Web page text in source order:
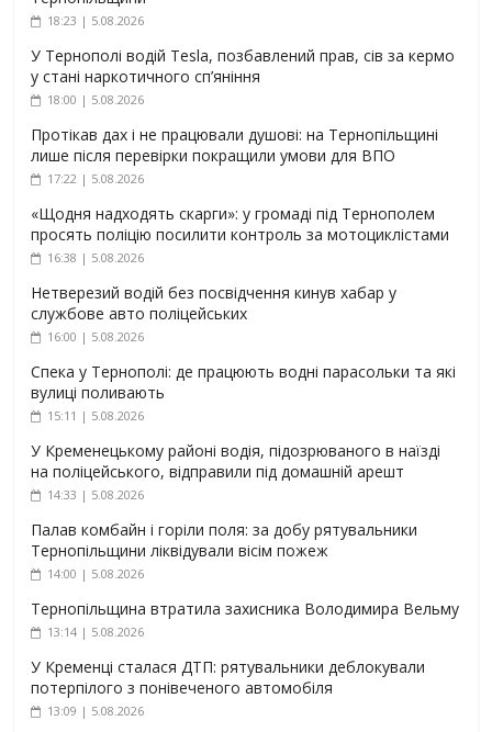
18:23 | 5.08.2026
У Тернополі водій Tesla, позбавлений прав, сів за кермо
у стані наркотичного сп’яніння
18:00 | 5.08.2026
Протікав дах і не працювали душові: на Тернопільщині
лише після перевірки покращили умови для ВПО
17:22 | 5.08.2026
«Щодня надходять скарги»: у громаді під Тернополем
просять поліцію посилити контроль за мотоциклістами
16:38 | 5.08.2026
Нетверезий водій без посвідчення кинув хабар у
службове авто поліцейських
16:00 | 5.08.2026
Спека у Тернополі: де працюють водні парасольки та які
вулиці поливають
15:11 | 5.08.2026
У Кременецькому районі водія, підозрюваного в наїзді
на поліцейського, відправили під домашній арешт
14:33 | 5.08.2026
Палав комбайн і горіли поля: за добу рятувальники
Тернопільщини ліквідували вісім пожеж
14:00 | 5.08.2026
Тернопільщина втратила захисника Володимира Вельму
13:14 | 5.08.2026
У Кременці сталася ДТП: рятувальники деблокували
потерпілого з понівеченого автомобіля
13:09 | 5.08.2026